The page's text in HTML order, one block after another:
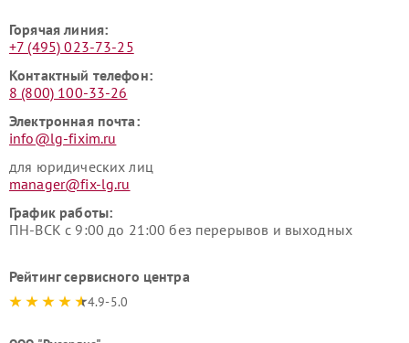
Горячая линия:
+7 (495) 023-73-25
Контактный телефон:
8 (800) 100-33-26
Электронная почта:
info@lg-fixim.ru
для юридических лиц
manager@fix-lg.ru
График работы:
ПН-ВСК с 9:00 до 21:00 без перерывов и выходных
Рейтинг сервисного центра
4.9-5.0